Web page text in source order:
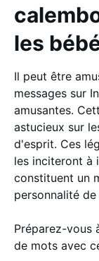
les
Il peut être
messages sur
amusantes.
astucieux sur
d'esprit. Ces
les inciteront à
constituent un
personnalité
Préparez-vous
de mots avec